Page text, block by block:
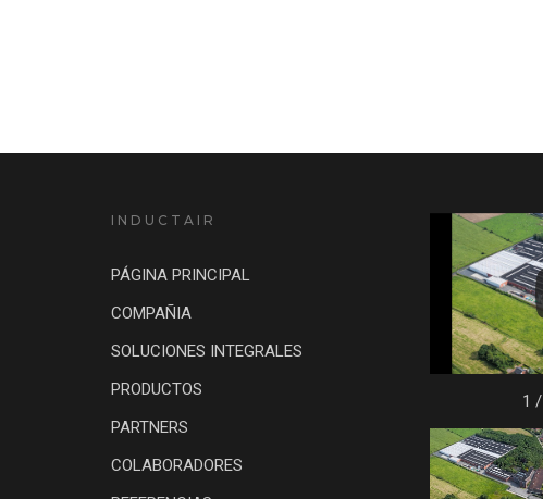
INDUCTAIR
PÁGINA PRINCIPAL
COMPAÑIA
SOLUCIONES INTEGRALES
PRODUCTOS
PARTNERS
COLABORADORES
1 /